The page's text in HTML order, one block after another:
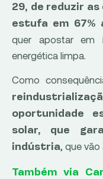
29, de reduzir
estufa em 67%
quer apostar em
energética limpa.
Como
oportunidade
solar, que
indústria, que
Também via